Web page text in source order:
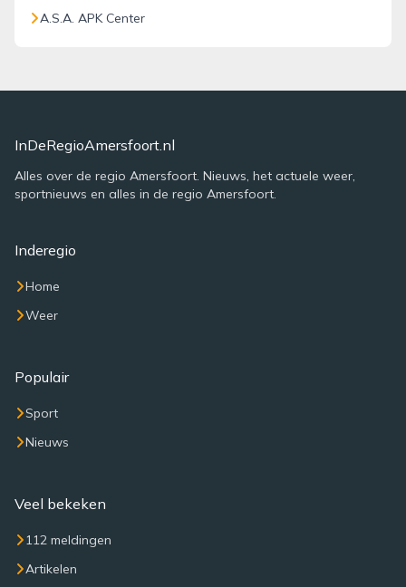
A.S.A. APK Center
InDeRegioAmersfoort.nl
Alles over de regio Amersfoort. Nieuws, het actuele weer,
sportnieuws en alles in de regio Amersfoort.
Inderegio
Home
Weer
Populair
Sport
Nieuws
Veel bekeken
112 meldingen
Artikelen